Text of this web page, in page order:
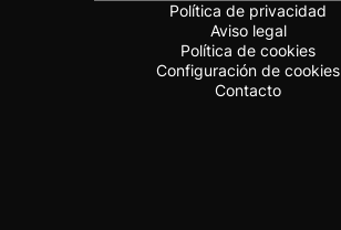
Política de privacidad
Aviso legal
Política de cookies
Configuración de cookies
Contacto